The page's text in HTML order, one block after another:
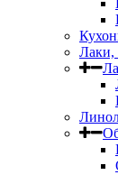
Лаки,